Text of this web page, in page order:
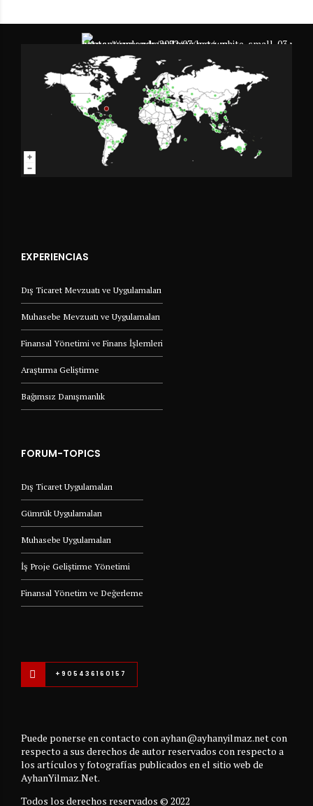
EXPERIENCIAS
Dış Ticaret Mevzuatı ve Uygulamaları
Muhasebe Mevzuatı ve Uygulamaları
Finansal Yönetimi ve Finans İşlemleri
Araştırma Geliştirme
Bağımsız Danışmanlık
FORUM-TOPICS
Dış Ticaret Uygulamaları
Gümrük Uygulamaları
Muhasebe Uygulamaları
İş Proje Geliştirme Yönetimi
Finansal Yönetim ve Değerleme
+905436160157
Puede ponerse en contacto con ayhan@ayhanyilmaz.net con
respecto a sus derechos de autor reservados con respecto a
los artículos y fotografías publicados en el sitio web de
AyhanYilmaz.Net.
Todos los derechos reservados © 2022